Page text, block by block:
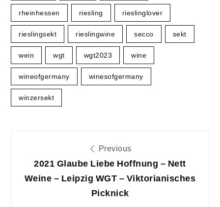
rheinhessen riesling rieslinglover
rieslingsekt rieslingwine secco sekt
wein wgt wgt2023 wine
wineofgermany winesofgermany
winzersekt
Beitragsnavigation
Previous
2021 Glaube Liebe Hoffnung – Nett
Weine – Leipzig WGT – Viktorianisches
Picknick